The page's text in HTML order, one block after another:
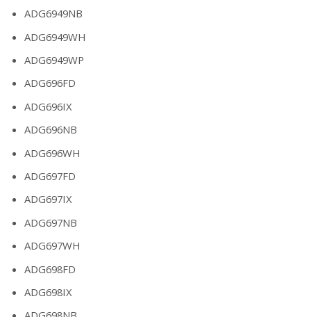
ADG6949NB
ADG6949WH
ADG6949WP
ADG696FD
ADG696IX
ADG696NB
ADG696WH
ADG697FD
ADG697IX
ADG697NB
ADG697WH
ADG698FD
ADG698IX